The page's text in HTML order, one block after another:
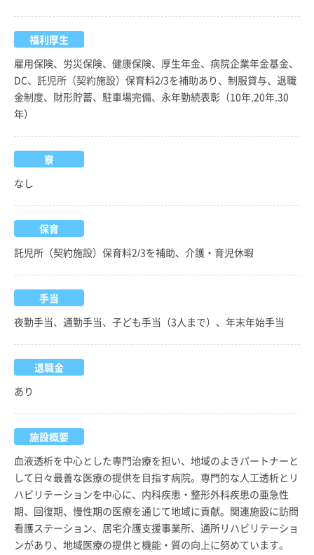
福利厚生
雇用保険、労災保険、健康保険、厚生年金、病院企業年金基金、
DC、託児所（契約施設）保育料2/3を補助あり、制服貸与、退職
金制度、財形貯蓄、駐車場完備、永年勤続表彰（10年,20年,30
年）
寮
なし
保育
託児所（契約施設）保育料2/3を補助、介護・育児休暇
手当
夜勤手当、通勤手当、子ども手当（3人まで）、年末年始手当
退職金
あり
施設概要
血液透析を中心とした専門治療を担い、地域のよきパートナーと
して日々最善な医療の提供を目指す病院。専門的な人工透析とリ
ハビリテーションを中心に、内科疾患・整形外科疾患の亜急性
期、回復期、慢性期の医療を通じて地域に貢献。関連施設に訪問
看護ステーション、居宅介護支援事業所、通所リハビリテーショ
ンがあり、地域医療の提供と機能・質の向上に努めています。